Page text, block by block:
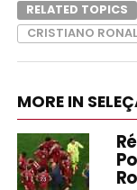
RELATED TOPICS
CRISTIANO
MORE IN